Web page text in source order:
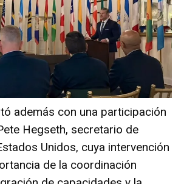
además con una participación
Hegseth, secretario de
Unidos, cuya intervención
de la coordinación